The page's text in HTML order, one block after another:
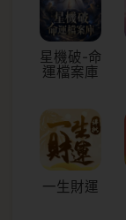
星機破-命
運檔案庫
一生財運